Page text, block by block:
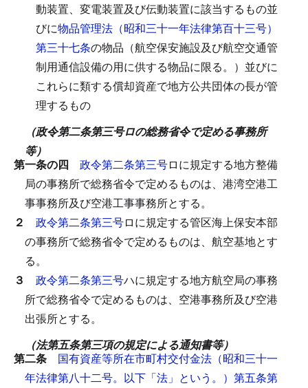
動装置、変電装置及び伝動装置に該当するもの並
びに物品管理法（昭和三十一年法律第百十三号）
第三十七条の物品（航空保安施設及び航空交通管
制用通信設備の用に供する物品に限る。）並びに
これらに類する償却資産で地方公共団体の長が管
理するもの
（政令第二条第三号ロの総務省令で定める事務所
等）
第一条の四 政令第二条第三号ロに規定する地方整備
局の事務所で総務省令で定めるものは、港湾空港工
事事務所及び空港工事事務所とする。
２ 政令第二条第三号ロに規定する管区海上保安本部
の事務所で総務省令で定めるものは、航空基地とす
る。
３ 政令第二条第三号ハに規定する地方航空局の事務
所で総務省令で定めるものは、空港事務所及び空港
出張所とする。
（法第五条第三項の規定による通知書等）
第二条 国有資産等所在市町村交付金法（昭和三十一
年法律第八十二号。以下「法」という。）第五条第